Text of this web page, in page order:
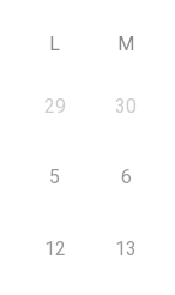
L M
29 30
5 6
12 13